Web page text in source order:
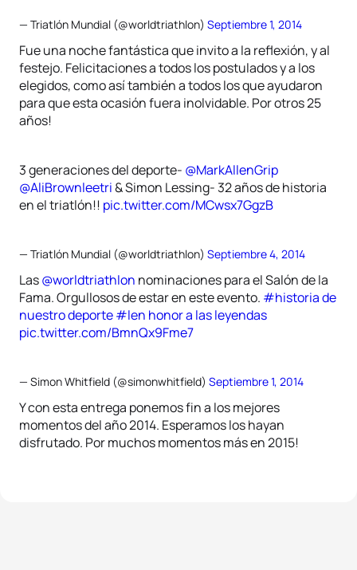
— Triatlón Mundial (@worldtriathlon) Septiembre 1, 2014
Fue una noche fantástica que invito a la reflexión, y al
festejo. Felicitaciones a todos los postulados y a los
elegidos, como así también a todos los que ayudaron
para que esta ocasión fuera inolvidable. Por otros 25
años!
3 generaciones del deporte- @MarkAllenGrip
@AliBrownleetri& Simon Lessing- 32 años de historia
en el triatlón!! pic.twitter.com/MCwsx7GgzB
— Triatlón Mundial (@worldtriathlon) Septiembre 4, 2014
Las@worldtriathlon nominaciones para el Salón de la
Fama. Orgullosos de estar en este evento. #historia de
nuestro deporte#len honor a las leyendas
pic.twitter.com/BmnQx9Fme7
— Simon Whitfield (@simonwhitfield) Septiembre 1, 2014
Y con esta entrega ponemos fin a los mejores
momentos del año 2014. Esperamos los hayan
disfrutado. Por muchos momentos más en 2015!